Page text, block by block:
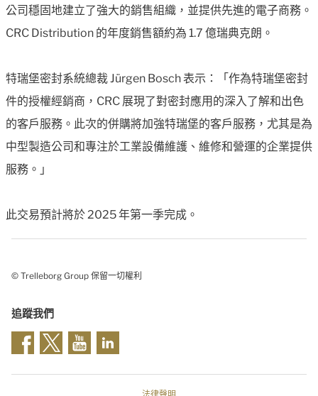
公司穩固地建立了強大的銷售組織，並提供先進的電子商務。
CRC Distribution 的年度銷售額約為 1.7 億瑞典克朗。
特瑞堡密封系統總裁 Jürgen Bosch 表示：「作為特瑞堡密封
件的授權經銷商，CRC 展現了對密封應用的深入了解和出色
的客戶服務。此次的併購將加強特瑞堡的客戶服務，尤其是為
中型製造公司和專注於工業設備維護、維修和營運的企業提供
服務。」
此交易預計將於 2025 年第一季完成。
© Trelleborg Group 保留一切權利
追蹤我們